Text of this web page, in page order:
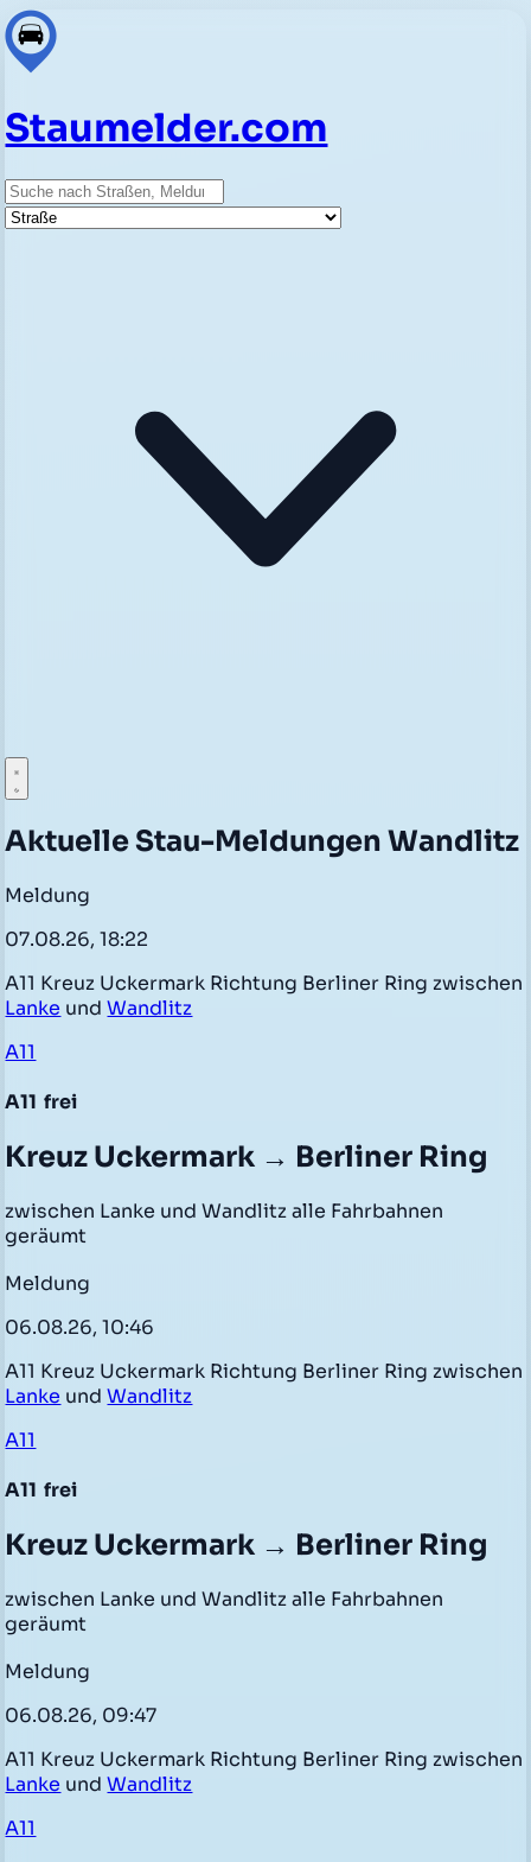
Staumelder.com
Suche
Straße
Aktuelle Stau-Meldungen Wandlitz
Meldung
07.08.26, 18:22
A11 Kreuz Uckermark Richtung Berliner Ring zwischen
Lanke undWandlitz
A11
A11 frei
Kreuz Uckermark → Berliner Ring
zwischen Lanke und Wandlitz alle Fahrbahnen
geräumt
Meldung
06.08.26, 10:46
A11 Kreuz Uckermark Richtung Berliner Ring zwischen
Lanke undWandlitz
A11
A11 frei
Kreuz Uckermark → Berliner Ring
zwischen Lanke und Wandlitz alle Fahrbahnen
geräumt
Meldung
06.08.26, 09:47
A11 Kreuz Uckermark Richtung Berliner Ring zwischen
Lanke undWandlitz
A11